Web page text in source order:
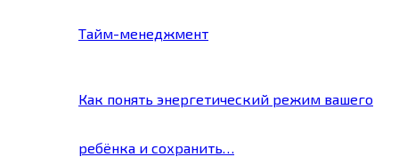
Тайм-менеджмент
Как понять энергетический режим вашего
ребёнка и сохранить…